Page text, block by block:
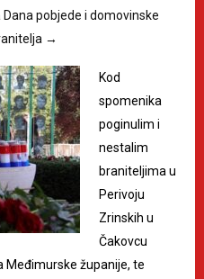
pobjede i domovinske
→
Kod
spomenika
poginulim i
nestalim
braniteljima u
Perivoju
Zrinskih u
Čakovcu
Međimurske županije, te